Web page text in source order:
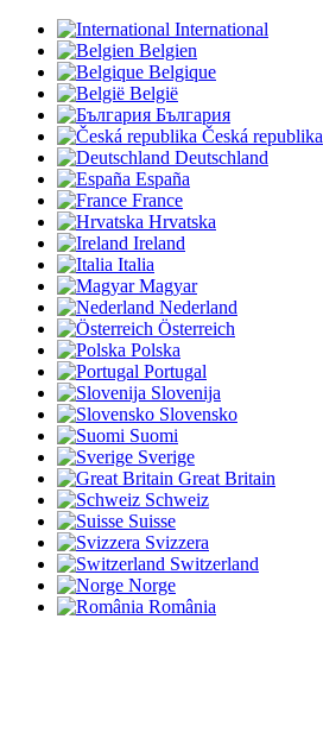
International
Belgien
Belgique
België
България
Česká republika
Deutschland
España
France
Hrvatska
Ireland
Italia
Magyar
Nederland
Österreich
Polska
Portugal
Slovenija
Slovensko
Suomi
Sverige
Great Britain
Schweiz
Suisse
Svizzera
Switzerland
Norge
România